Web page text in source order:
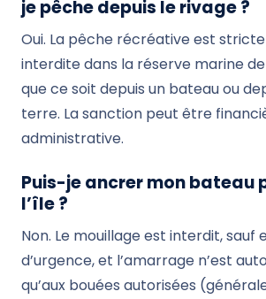
je pêche depuis le rivage ?
Oui. La pêche récréative est
interdite dans la réserve marine
que ce soit depuis un bateau ou
terre. La sanction peut être
administrative.
Puis-je ancrer mon bateau
l’île ?
Non. Le mouillage est interdit, sauf
d’urgence, et l’amarrage n’est
qu’aux bouées autorisées